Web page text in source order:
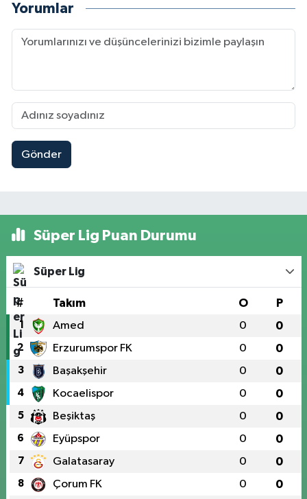
Yorumlar
Gönder
Süper Lig Puan Durumu
Süper Lig
# Takım O P
1 Amed 0 0
2 Erzurumspor FK 0 0
3 Başakşehir 0 0
4 Kocaelispor 0 0
5 Beşiktaş 0 0
6 Eyüpspor 0 0
7 Galatasaray 0 0
8 Çorum FK 0 0